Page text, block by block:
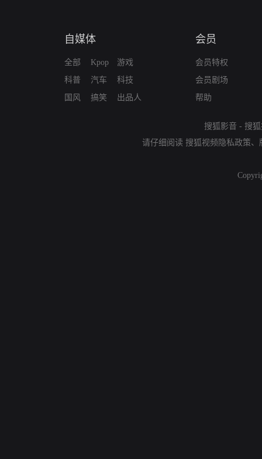
自媒体
全部
科普
国风
Kpop
汽车
搞笑
游戏
科技
出品人
会员
会员特权
会员剧场
帮助
搜狐影音 - 搜
请仔细阅读 搜狐视频隐私政策、